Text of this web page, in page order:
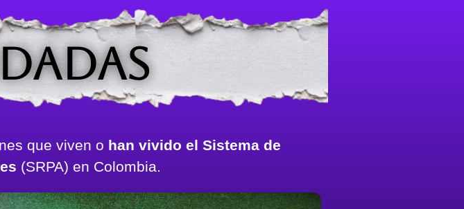
que viven o han vivido el Sistema de
(SRPA) en Colombia.